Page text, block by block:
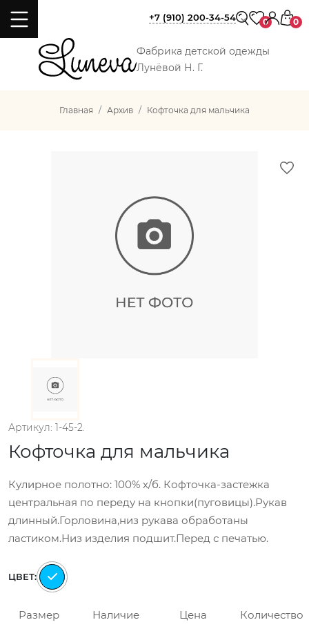
Фабрика детской одежды
Лунёвой Н. Г.
+7 (910) 200-34-54 0 0
Главная Архив Кофточка для мальчика
Артикул: 1-45-2.
Кофточка для мальчика
Кулирное полотно: 100% х/б. Кофточка-застежка
центральная по переду на кнопки(пуговицы).Рукав
длинный.Горловина,низ рукава обработаны
ластиком.Низ изделия подшит.Перед с печатью.
ЦВЕТ:
Размер Наличие Цена Количество